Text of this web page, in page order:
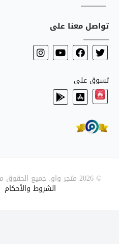
تواصل معنا على
تسوق على
© 2026 متجر واو. جميع الحقوق محفوظة
الشروط والأحكام